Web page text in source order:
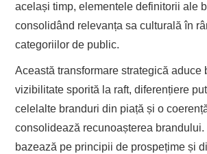
același timp, elementele definitorii ale
consolidând relevanța sa culturală în
categoriilor de public.
Această transformare strategică aduce
vizibilitate sporită la raft, diferențiere
celelalte branduri din piață și o
consolidează recunoașterea
bazează pe principii de prospețime și